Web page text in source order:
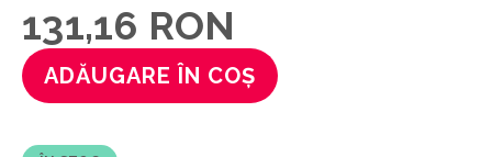
131,16 RON
ADĂUGARE ÎN COȘ